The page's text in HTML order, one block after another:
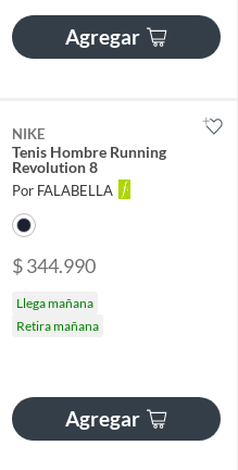
Agregar
NIKE
Tenis Hombre Running
Revolution 8
Por FALABELLA
$ 344.990
Llega mañana
Retira mañana
Agregar